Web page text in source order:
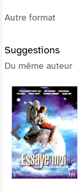
Autre format
Suggestions
Du même auteur